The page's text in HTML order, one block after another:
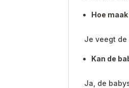
Hoe
Je veegt
Kan de
Ja, de